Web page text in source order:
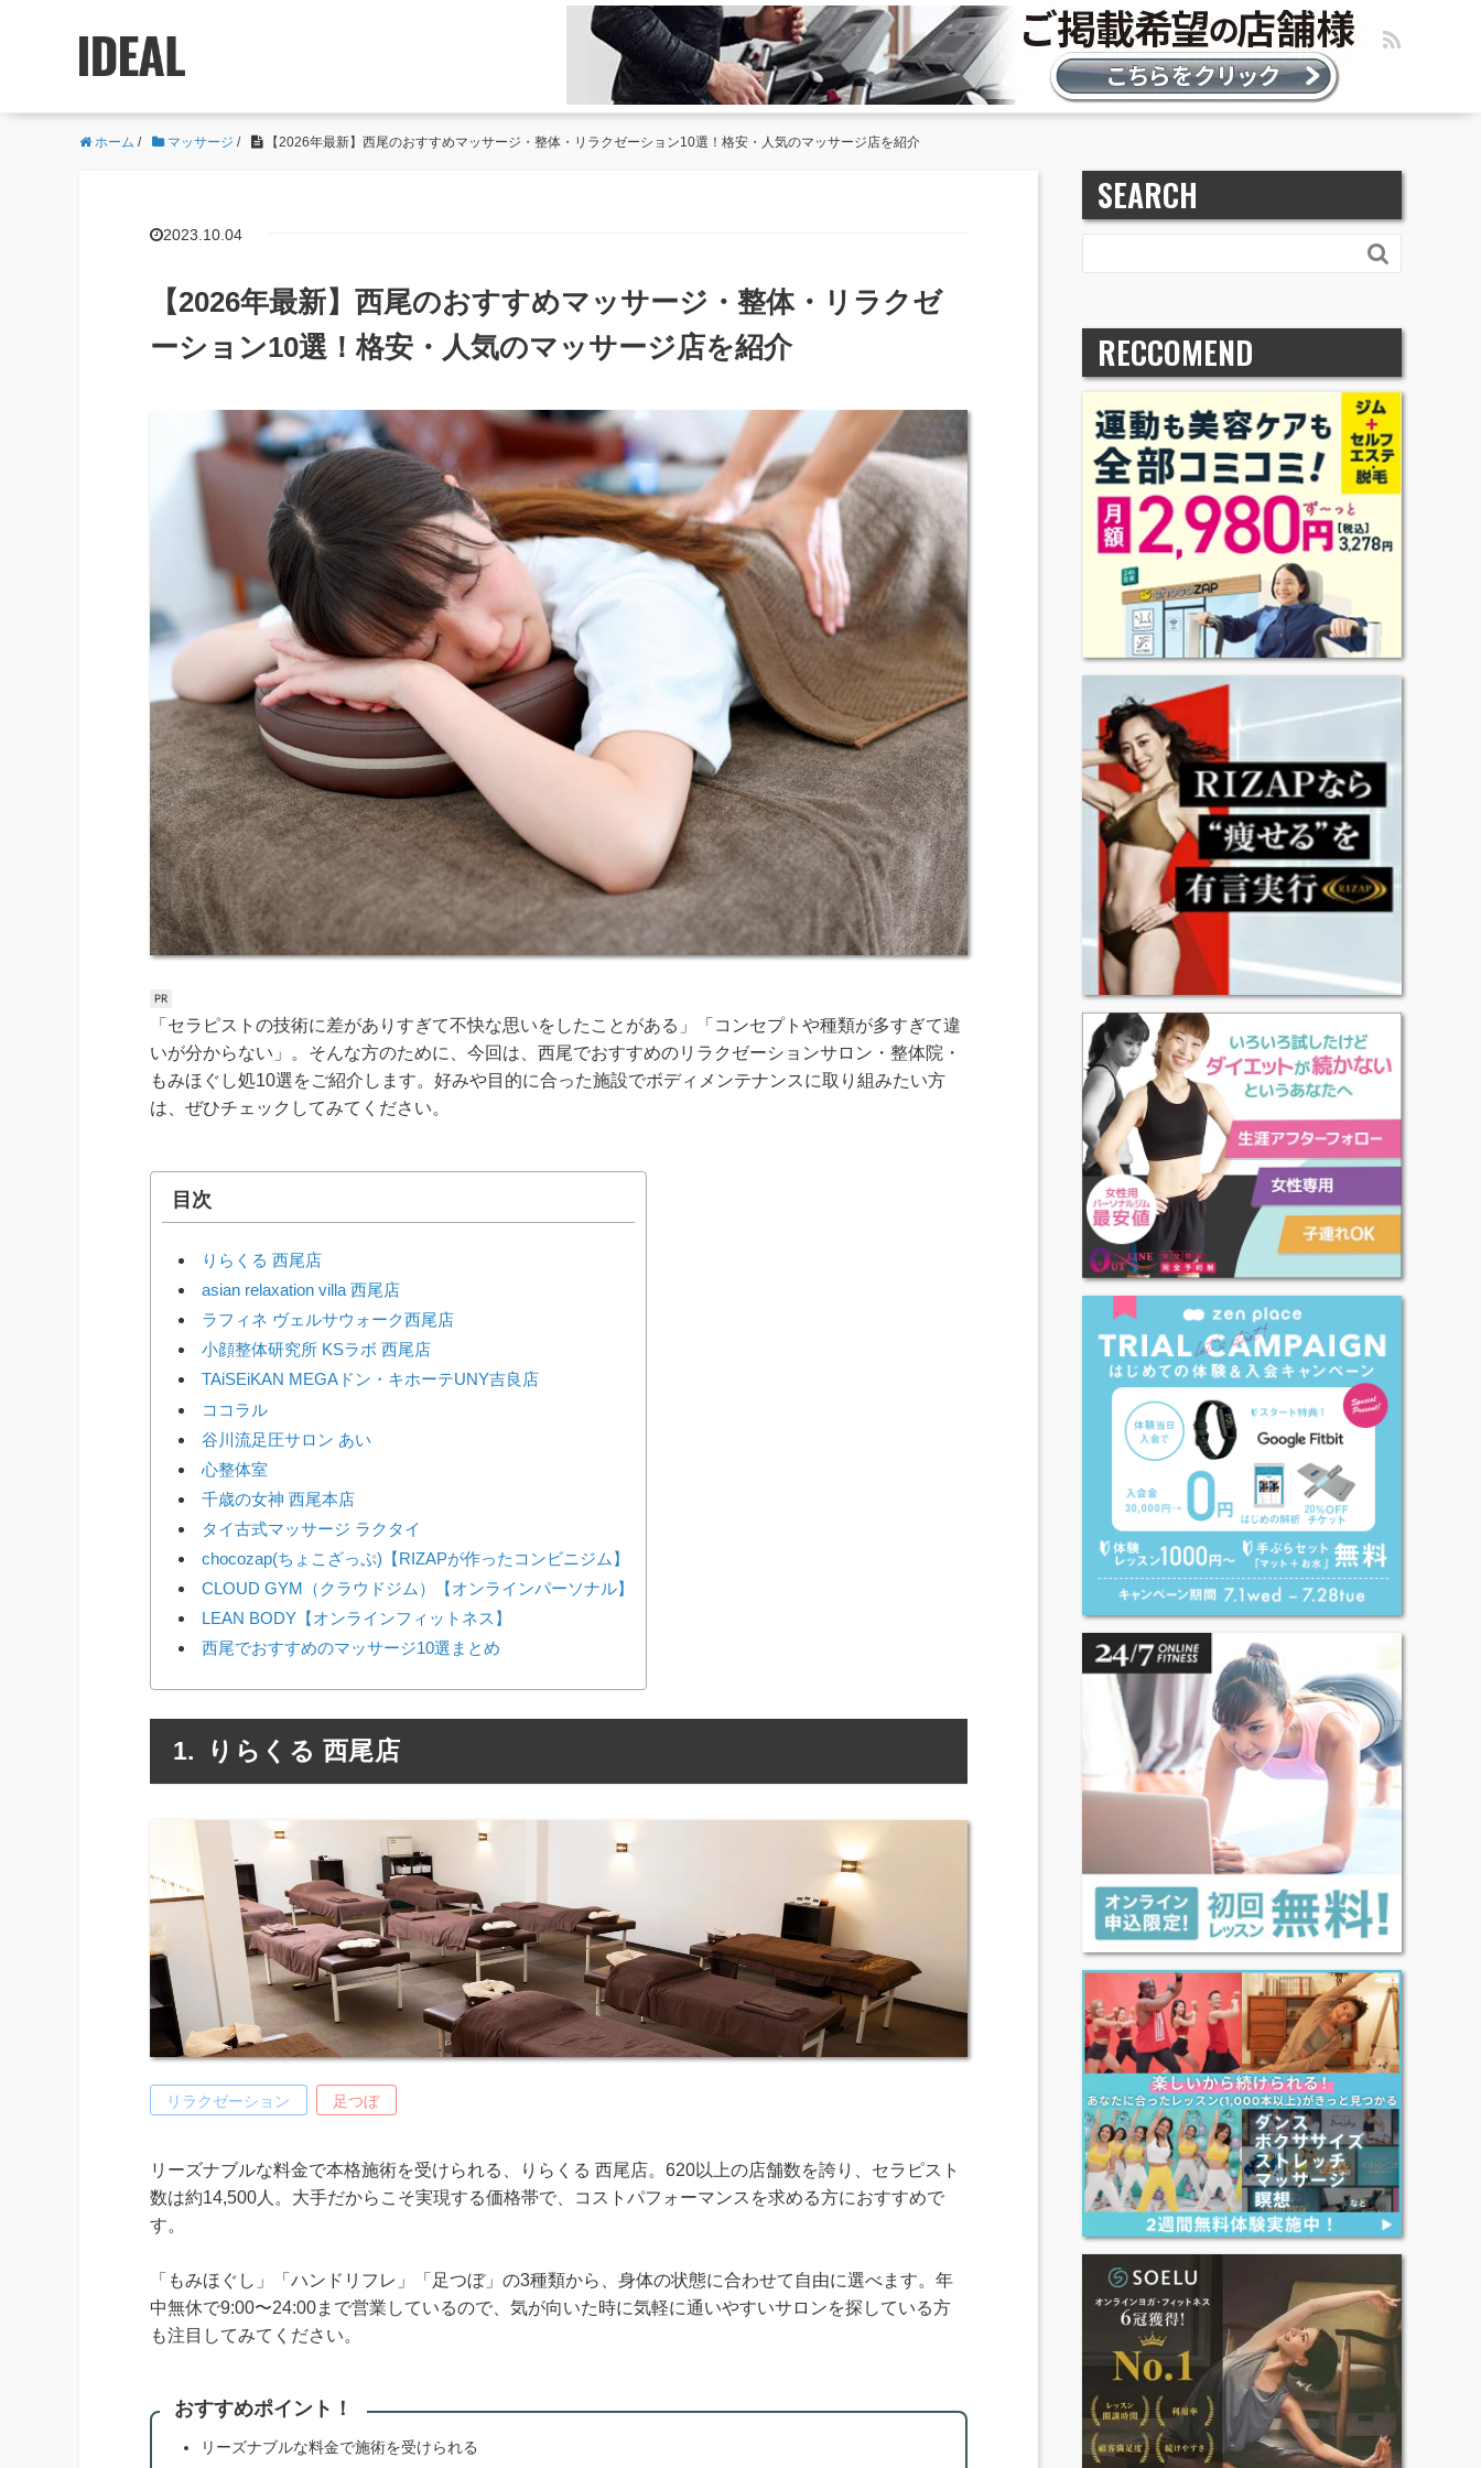
ホーム / マッサージ / 【2026年最新】西尾のおすすめマッサージ・整体・リラクゼーション10選！格安・人気のマッサージ店を紹介
2023.10.04
【2026年最新】西尾のおすすめマッサージ・整体・リラクゼ
ーション10選！格安・人気のマッサージ店を紹介
「セラピストの技術に差がありすぎて不快な思いをしたことがある」「コンセプトや種類が多すぎて違
いが分からない」。そんな方のために、今回は、西尾でおすすめのリラクゼーションサロン・整体院・
もみほぐし処10選をご紹介します。好みや目的に合った施設でボディメンテナンスに取り組みたい方
は、ぜひチェックしてみてください。
目次
りらくる 西尾店
asian relaxation villa 西尾店
ラフィネ ヴェルサウォーク西尾店
小顔整体研究所 KSラボ 西尾店
TAiSEiKAN MEGAドン・キホーテUNY吉良店
ココラル
谷川流足圧サロン あい
心整体室
千歳の女神 西尾本店
タイ古式マッサージ ラクタイ
chocozap(ちょこざっぷ)【RIZAPが作ったコンビニジム】
CLOUD GYM（クラウドジム）【オンラインパーソナル】
LEAN BODY【オンラインフィットネス】
西尾でおすすめのマッサージ10選まとめ
りらくる 西尾店
リラクゼーション 足つぼ
リーズナブルな料金で本格施術を受けられる、りらくる 西尾店。620以上の店舗数を誇り、セラピスト
数は約14,500人。大手だからこそ実現する価格帯で、コストパフォーマンスを求める方におすすめで
す。
「もみほぐし」「ハンドリフレ」「足つぼ」の3種類から、身体の状態に合わせて自由に選べます。年
中無休で9:00〜24:00まで営業しているので、気が向いた時に気軽に通いやすいサロンを探している方
も注目してみてください。
おすすめポイント！
リーズナブルな料金で施術を受けられる
SEARCH

RECCOMEND